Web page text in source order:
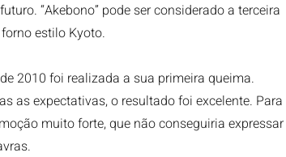
“Akebono” pode ser considerado a terceira
estilo Kyoto.
2010 foi realizada a sua primeira queima.
as expectativas, o resultado foi excelente. Para
muito forte, que não conseguiria expressar